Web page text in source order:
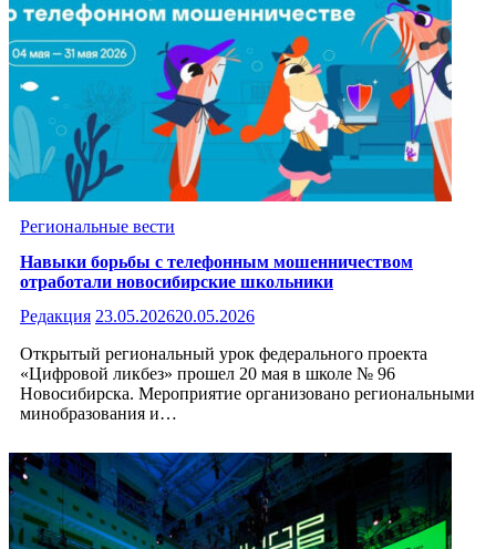
Региональные вести
Навыки борьбы с телефонным мошенничеством
отработали новосибирские школьники
Редакция 23.05.202620.05.2026
Открытый региональный урок федерального проекта
«Цифровой ликбез» прошел 20 мая в школе № 96
Новосибирска. Мероприятие организовано региональными
минобразования и…